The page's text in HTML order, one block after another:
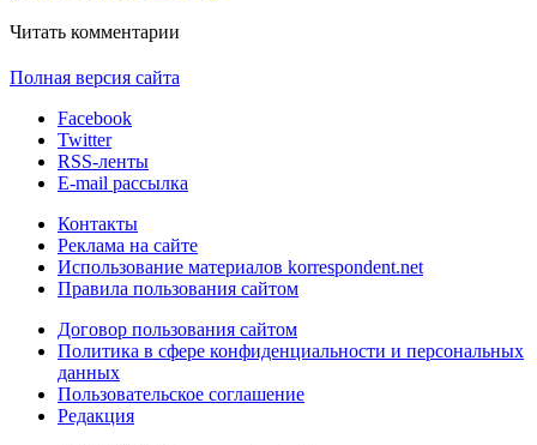
Читать комментарии
Полная версия сайта
Facebook
Twitter
RSS-ленты
E-mail рассылка
Контакты
Реклама на сайте
Использование материалов korrespondent.net
Правила пользования сайтом
Договор пользования сайтом
Политика в сфере конфиденциальности и персональных
данных
Пользовательское соглашение
Редакция